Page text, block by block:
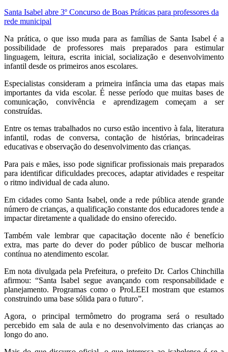
Santa Isabel abre 3º Concurso de Boas Práticas para professores da
rede municipal
Na prática, o que isso muda para as famílias de Santa Isabel é a
possibilidade de professores mais preparados para estimular
linguagem, leitura, escrita inicial, socialização e desenvolvimento
infantil desde os primeiros anos escolares.
Especialistas consideram a primeira infância uma das etapas mais
importantes da vida escolar. É nesse período que muitas bases de
comunicação, convivência e aprendizagem começam a ser
construídas.
Entre os temas trabalhados no curso estão incentivo à fala, literatura
infantil, rodas de conversa, contação de histórias, brincadeiras
educativas e observação do desenvolvimento das crianças.
Para pais e mães, isso pode significar profissionais mais preparados
para identificar dificuldades precoces, adaptar atividades e respeitar
o ritmo individual de cada aluno.
Em cidades como Santa Isabel, onde a rede pública atende grande
número de crianças, a qualificação constante dos educadores tende a
impactar diretamente a qualidade do ensino oferecido.
Também vale lembrar que capacitação docente não é benefício
extra, mas parte do dever do poder público de buscar melhoria
contínua no atendimento escolar.
Em nota divulgada pela Prefeitura, o prefeito Dr. Carlos Chinchilla
afirmou: “Santa Isabel segue avançando com responsabilidade e
planejamento. Programas como o ProLEEI mostram que estamos
construindo uma base sólida para o futuro”.
Agora, o principal termômetro do programa será o resultado
percebido em sala de aula e no desenvolvimento das crianças ao
longo do ano.